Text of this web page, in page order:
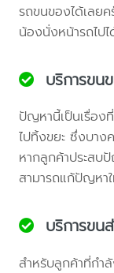
รถขนของได้เลย
น้องนั่งหน้ารถไป
บริการขน
ปัญหานี้เป็นเรื่อง
ไปทิ้งขยะ ซึ่งบาง
หากลูกค้าประสบ
สามารถแก้ปัญหา
บริการขน
สำหรับลูกค้าที่กำ